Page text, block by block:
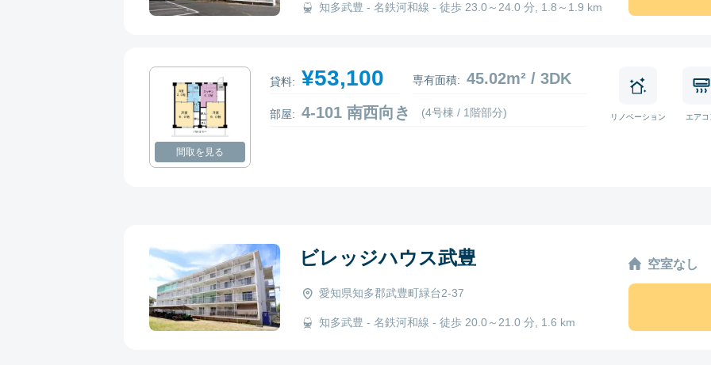
知多武豊 - 名鉄河和線 - 徒歩 23.0～24.0 分, 1.8～1.9 km
間取を見る
貸料: ¥53,100 専有面積: 45.02m² / 3DK
部屋: 4-101 南西向き (4号棟 / 1階部分) リノベーション エアコ
ビレッジハウス武豊
愛知県知多郡武豊町緑台2-37
知多武豊 - 名鉄河和線 - 徒歩 20.0～21.0 分, 1.6 km
空室なし